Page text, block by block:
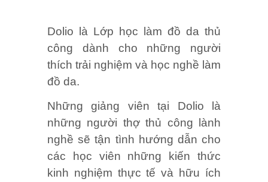
Dolio là Lớp học làm đồ da thủ
công dành cho những người
thích trải nghiệm và học nghề làm
đồ da.
Những giảng viên tại Dolio là
những người thợ thủ công lành
nghề sẽ tận tình hướng dẫn cho
các học viên những kiến thức
kinh nghiệm thực tế và hữu ích